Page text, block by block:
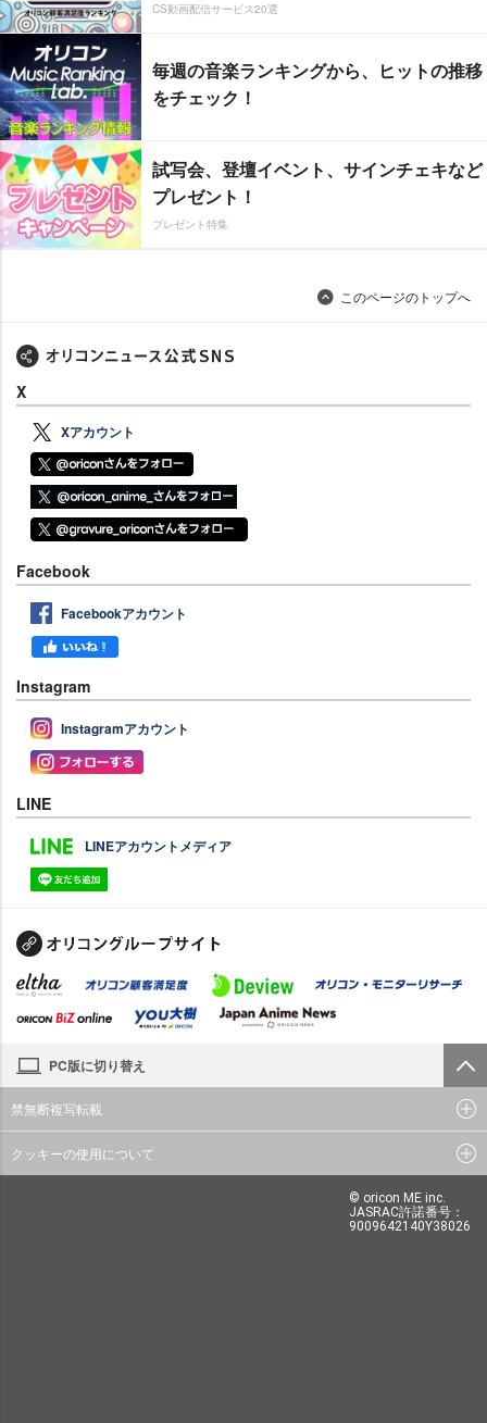
CS動画配信サービス20選
毎週の音楽ランキングから、ヒットの推移
をチェック！
試写会、登壇イベント、サインチェキなど
プレゼント！
プレゼント特集
このページのトップへ
X
Xアカウント
Facebook
Facebookアカウント
Instagram
Instagramアカウント
LINE
LINEアカウントメディア
PC版に切り替え
禁無断複写転載
クッキーの使用について
© oricon ME inc.
JASRAC許諾番号：
9009642140Y38026